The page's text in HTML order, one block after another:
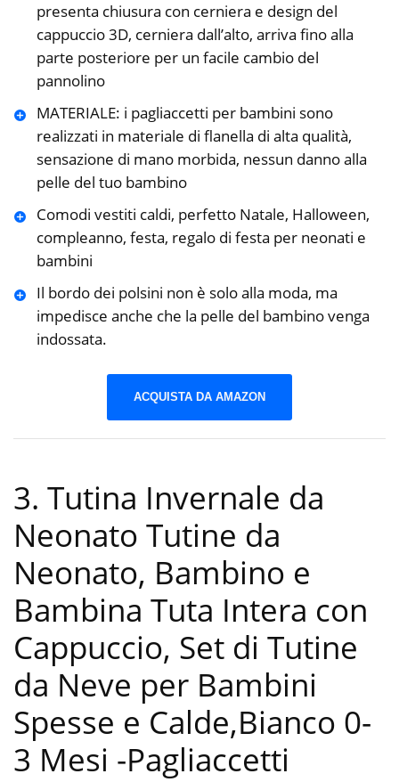
presenta chiusura con cerniera e design del
cappuccio 3D, cerniera dall’alto, arriva fino alla
parte posteriore per un facile cambio del
pannolino
MATERIALE: i pagliaccetti per bambini sono
realizzati in materiale di flanella di alta qualità,
sensazione di mano morbida, nessun danno alla
pelle del tuo bambino
Comodi vestiti caldi, perfetto Natale, Halloween,
compleanno, festa, regalo di festa per neonati e
bambini
Il bordo dei polsini non è solo alla moda, ma
impedisce anche che la pelle del bambino venga
indossata.
ACQUISTA DA AMAZON
3. Tutina Invernale da
Neonato Tutine da
Neonato, Bambino e
Bambina Tuta Intera con
Cappuccio, Set di Tutine
da Neve per Bambini
Spesse e Calde,Bianco 0-
3 Mesi -Pagliaccetti